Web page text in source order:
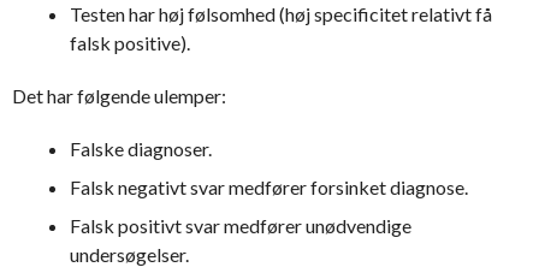
Testen har høj følsomhed (høj specificitet relativt få
falsk positive).
Det har følgende ulemper:
Falske diagnoser.
Falsk negativt svar medfører forsinket diagnose.
Falsk positivt svar medfører unødvendige
undersøgelser.